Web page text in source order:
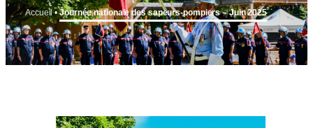
Accueil•Journée nationale des sapeurs-pompiers – Juin 2025